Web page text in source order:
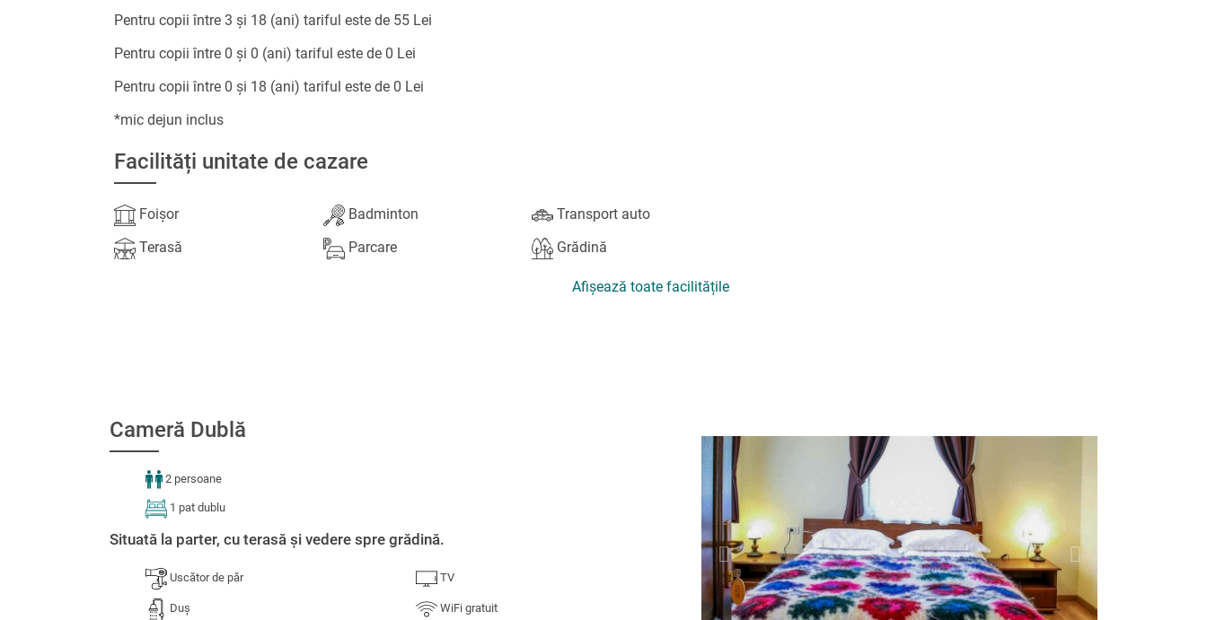
Pentru copii între 3 și 18 (ani) tariful este de 55 Lei
Pentru copii între 0 și 0 (ani) tariful este de 0 Lei
Pentru copii între 0 și 18 (ani) tariful este de 0 Lei
*mic dejun inclus
Facilități unitate de cazare
Foișor
Terasă
Badminton
Parcare
Transport auto
Grădină
Afișează toate facilitățile
Cameră Dublă
2 persoane
1 pat dublu
Situată la parter, cu terasă și vedere spre grădină.
Uscător de păr
Duș
TV
WiFi gratuit